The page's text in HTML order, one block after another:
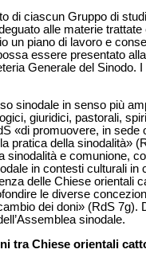
di ciascun Gruppo di
alle materie
un piano di lavoro e
essere presentato
Generale del
sinodale in senso più
giuridici, pastorali,
«di promuovere, in
pratica della sinodalità»
sinodalità e comunione,
in contesti culturali
delle Chiese
le diverse
dei doni» (RdS
sinodale.
tra Chiese orientali